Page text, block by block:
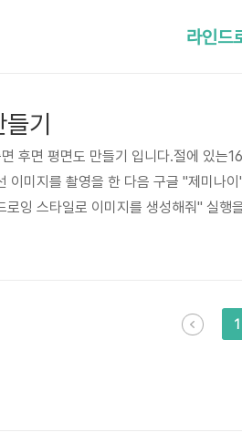
라인드
기
후면 평면도 만들기 입니다.절에 있는
이미지를 촬영을 한 다음 구글 "제미나
잉 스타일로 이미지를 생성해줘" 실행
성해줘""우측면에 바라보는 시각으로
하신다음 학습을 시키신후"선그리기"를
1